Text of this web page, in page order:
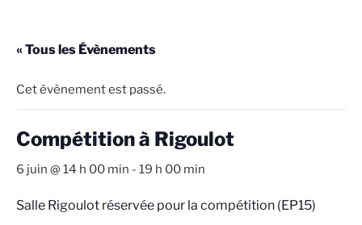
« Tous les Évènements
Cet évènement est passé.
Compétition à Rigoulot
6 juin @ 14 h 00 min - 19 h 00 min
Salle Rigoulot réservée pour la compétition (EP15)